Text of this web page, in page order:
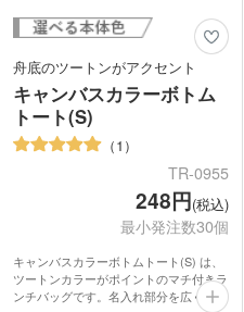
舟底のツートンがアクセント
キャンバスカラーボトム
トート(S)
1
TR-0955
248円(税込)
最小発注数30個
キャンバスカラーボトムトート(S) は、
ツートンカラーがポイントのマチ付きラ
ンチバッグです。名入れ部分を広く取れ